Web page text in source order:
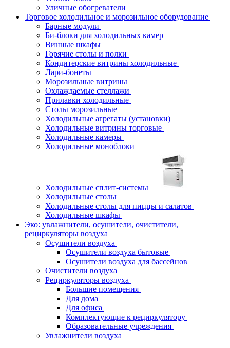
Уличные обогреватели
Торговое холодильное и морозильное оборудование
Барные модули
Би-блоки для холодильных камер
Винные шкафы
Горячие столы и полки
Кондитерские витрины холодильные
Лари-бонеты
Морозильные витрины
Охлаждаемые стеллажи
Прилавки холодильные
Столы морозильные
Холодильные агрегаты (установки)
Холодильные витрины торговые
Холодильные камеры
Холодильные моноблоки
Холодильные сплит-системы
Холодильные столы
Холодильные столы для пиццы и салатов
Холодильные шкафы
Эко: увлажнители, осушители, очистители,
рециркуляторы воздуха
Осушители воздуха
Осушители воздуха бытовые
Осушители воздуха для бассейнов
Очистители воздуха
Рециркуляторы воздуха
Большие помещения
Для дома
Для офиса
Комплектующие к рециркулятору
Образовательные учреждения
Увлажнители воздуха